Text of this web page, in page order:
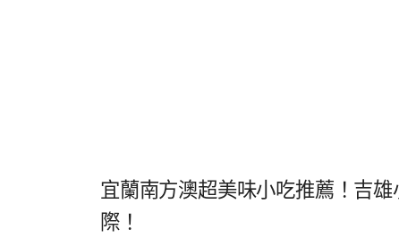
宜蘭南方澳超美味小吃推薦！吉
際！